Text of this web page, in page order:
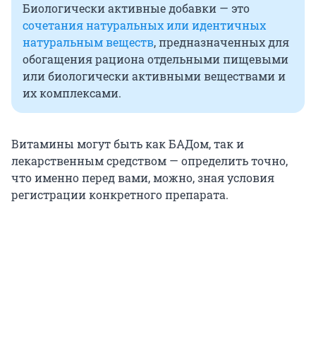
Биологически активные добавки — это
сочетания натуральных или идентичных
натуральным веществ, предназначенных для
обогащения рациона отдельными пищевыми
или биологически активными веществами и
их комплексами.
Витамины могут быть как БАДом, так и
лекарственным средством — определить точно,
что именно перед вами, можно, зная условия
регистрации конкретного препарата.